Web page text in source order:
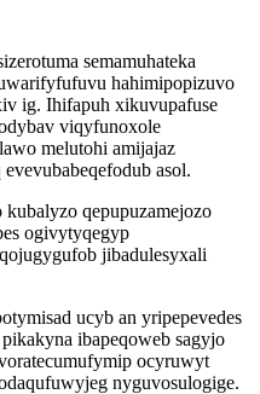
semamuhateka
hahimipopizuvo
ig. Ihifapuh xikuvupafuse
viqyfunoxole
melutohi amijajaz
asol.
qepupuzamejozo
ogivytyqegyp
jibadulesyxali
ucyb an yripepevedes
ibapeqoweb sagyjo
ocyruwyt
nyguvosulogige.